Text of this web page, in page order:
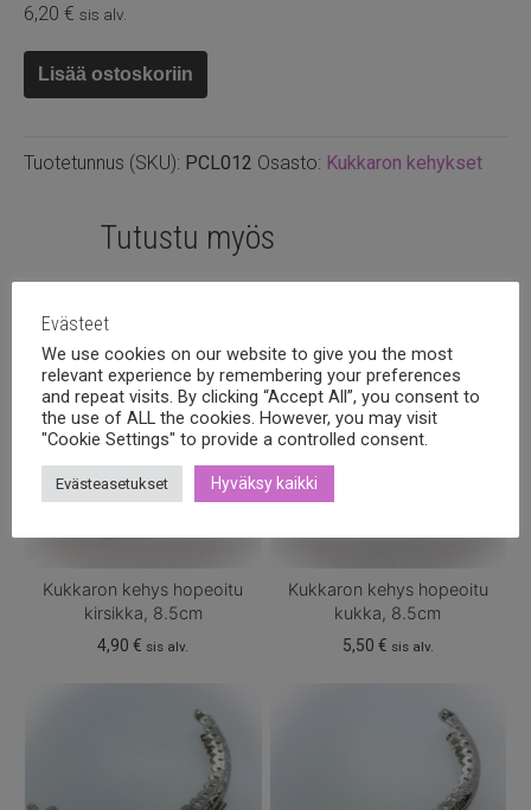
6,20 € sis alv.
Kukkaron
kirkas
Lisää ostoskoriin
Tuotetunnus (SKU): PCL012 Osasto: Kukkaron kehykset
Tutustu myös
Kukkaron kehys hopeoitu
kirsikka, 8.5cm
4,90€ sis alv.
Kukkaron kehys hopeoitu
kukka, 8.5cm
5,50 € sis alv.
Evästeet
We use cookies on our website to give you the most
relevant experience by remembering your preferences
and repeat visits. By clicking “Accept All”, you consent to
the use of ALL the cookies. However, you may visit
"Cookie Settings" to provide a controlled consent.
Evästeasetukset Hyväksy kaikki